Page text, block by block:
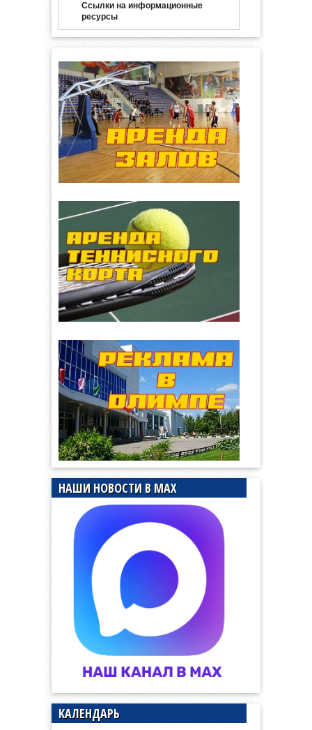
Ссылки на информационные
ресурсы
НАШИ НОВОСТИ В MAX
КАЛЕНДАРЬ